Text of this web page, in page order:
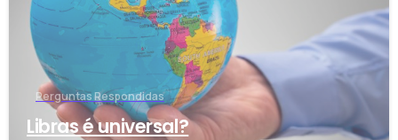
Perguntas Respondidas
Libras é universal?